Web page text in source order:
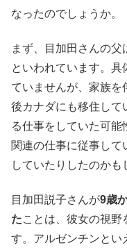
なったのでしょうか。
まず、目加田さんの父
といわれています。具
ていませんが、家族
後カナダにも移住して
る仕事をしていた可
関連の仕事に従事して
していたりしたのかも
目加田説子さんが9歳
たことは、彼女の視
す。アルゼンチンとい